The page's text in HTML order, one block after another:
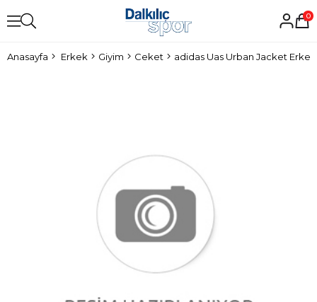
0
Anasayfa Erkek Giyim Ceket adidas Uas Urban Jacket